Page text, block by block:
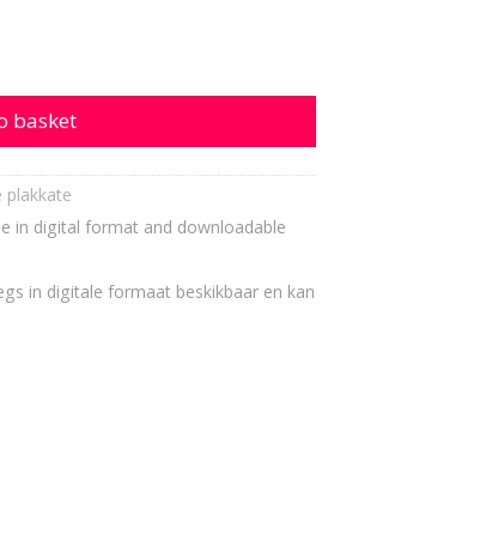
quantity
basket
plakkate
in digital format and downloadable
in digitale formaat beskikbaar en kan